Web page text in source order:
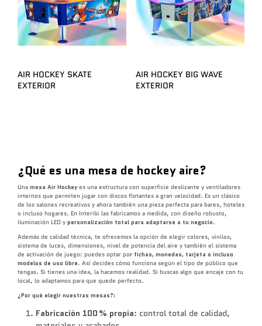
AIR HOCKEY SKATE
EXTERIOR
AIR HOCKEY BIG WAVE
EXTERIOR
¿Qué es una mesa de hockey aire?
Una mesa Air Hockey es una estructura con superficie deslizante y ventiladores
internos que permiten jugar con discos flotantes a gran velocidad. Es un clásico
de los salones recreativos y ahora también una pieza perfecta para bares, hoteles
o incluso hogares. En Interibi las fabricamos a medida, con diseño robusto,
iluminación LED y personalización total para adaptarse a tu negocio.
Además de calidad técnica, te ofrecemos la opción de elegir colores, vinilos,
sistema de luces, dimensiones, nivel de potencia del aire y también el sistema
de activación de juego: puedes optar por fichas, monedas, tarjeta o incluso
modelos de uso libre. Así decides cómo funciona según el tipo de público que
tengas. Si tienes una idea, la hacemos realidad. Si buscas algo que encaje con tu
local, lo adaptamos para que quede perfecto.
¿Por qué elegir nuestras mesas?:
Fabricación 100 % propia: control total de calidad,